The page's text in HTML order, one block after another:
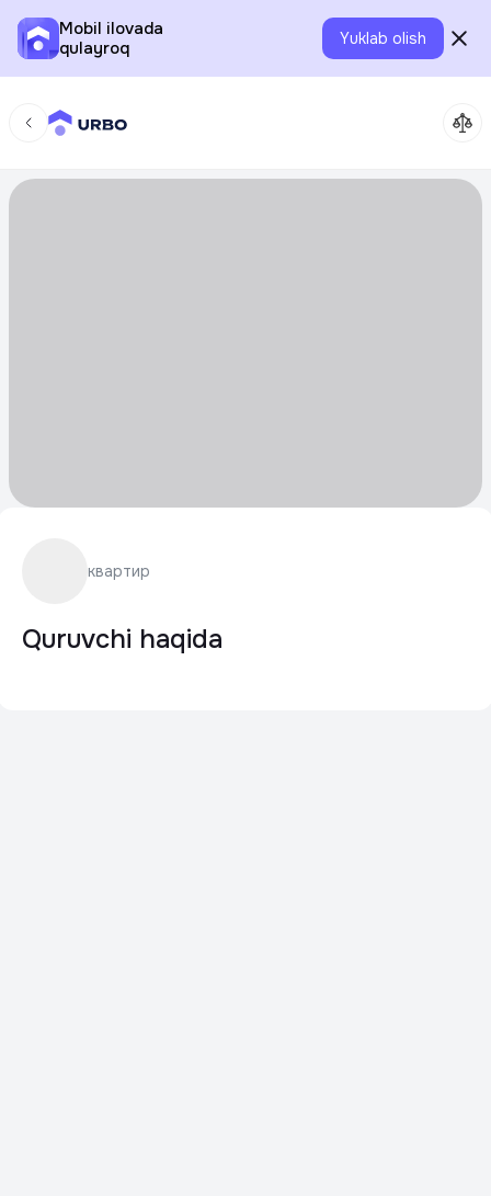
Mobil ilovada
qulayroq
Yuklab olish
квартир
Quruvchi haqida